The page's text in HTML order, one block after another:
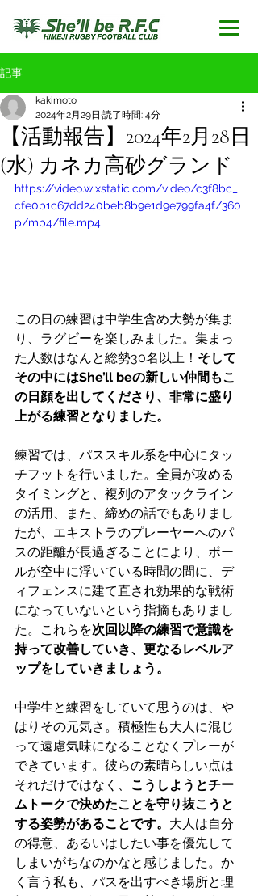
記事
【活動報告】2024年2月28日
(水) カネカ高砂グランド
kakimoto
2024年2月29日 読了時間: 4分
https://video.wixstatic.com/video/c3f8bc_
cfe0b1c67dd240beb8b9e1d9e799fa4f/360
p/mp4/file.mp4
この日の練習は中学生含め大勢が集ま
り、ラグビーを楽しみました。集まっ
た人数はなんと総勢30名以上！ そして
その中にはShe’ll beの新しい仲間もこ
の日顔を出してくださり、非常に盛り
上がる練習となりました。
練習では、パススキル系を中心にタッ
チフットを行いました。全員が攻める
タイミングと、複列のアタックライン
の活用、また、締めの話でもありまし
たが、エキストラのプレーヤーへのパ
スの距離が長過ぎることにより、ボー
ルが空中に浮いている時間の間に、デ
ィフェンスに建て直され効果的な戦術
になっていないという指摘もありまし
た。これらを次回以降の練習で意識を
持って改善していき、更なるレベルア
ップをしていきましょう。
中学生と練習をしていて思うのは、や
はりその元気さ。積極性も大人に混じ
って遠慮気味になることなくプレーが
できています。彼らの素晴らしい点は
それだけではなく、 こうしようとチー
ムトークで決めたことを守り抜こうと
する姿勢があることです。 大人は自分
の得意、あるいはしたい事を優先して
しまいがちなのかなと感じました。か
く言う私も、パスを出すべき場所と理